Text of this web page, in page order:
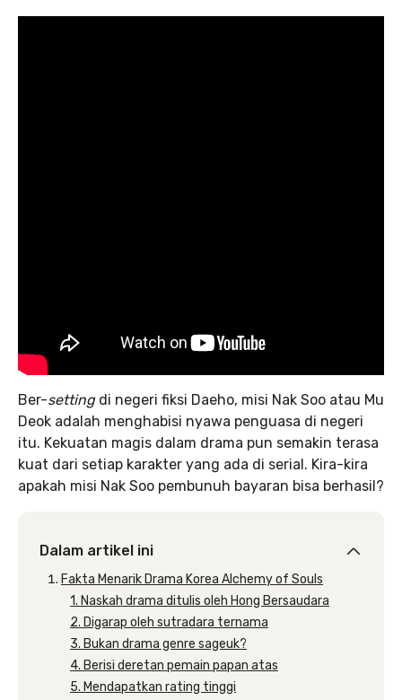
Ber-settingdi negeri fiksi Daeho, misi Nak Soo atau Mu
Deok adalah menghabisi nyawa penguasa di negeri
itu. Kekuatan magis dalam drama pun semakin terasa
kuat dari setiap karakter yang ada di serial. Kira-kira
apakah misi Nak Soo pembunuh bayaran bisa berhasil?
Dalam artikel ini
Fakta Menarik Drama Korea Alchemy of Souls
1. Naskah drama ditulis oleh Hong Bersaudara
2. Digarap oleh sutradara ternama
3. Bukan drama genre sageuk?
4. Berisi deretan pemain papan atas
5. Mendapatkan rating tinggi